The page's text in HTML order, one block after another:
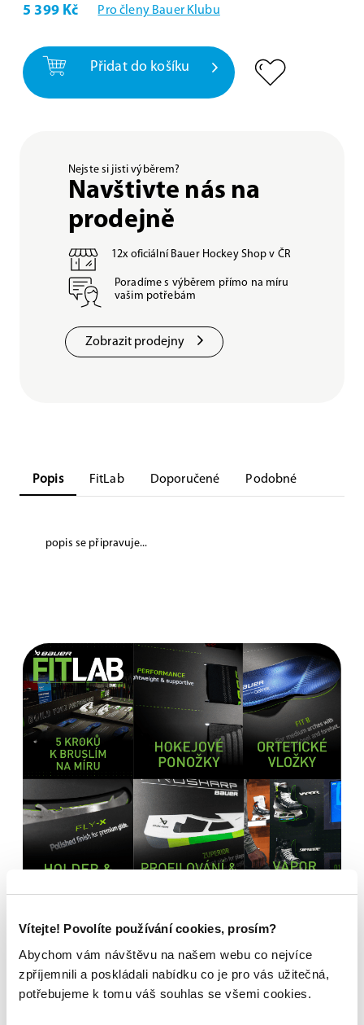
Vítejte! Povolíte používání cookies, prosím?
Abychom vám návštěvu na našem webu co nejvíce
zpříjemnili a poskládali nabídku co je pro vás užitečná,
potřebujeme k tomu váš souhlas se všemi cookies.
5 399 Kč Pro členy Bauer Klubu
Přidat do košíku
Nejste si jisti výběrem?
Navštivte nás na
prodejně
12x oficiální Bauer Hockey Shop v ČR
Poradíme s výběrem přímo na míru
vašim potřebám
Zobrazit prodejny
Popis FitLab Doporučené Podobné
popis se připravuje...
Bauer FITLAB
Brusle na míru?
Navštivte nás na